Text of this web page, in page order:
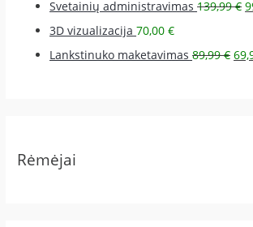
Svetainių administravimas 139,99€
3D vizualizacija 70,00€
Lankstinuko maketavimas 89,99€
Rėmėjai